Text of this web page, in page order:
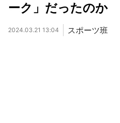
ーク」だったのか
2024.03.21 13:04 スポーツ班